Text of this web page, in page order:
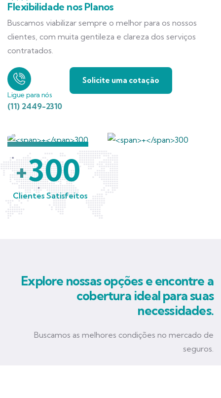
Flexibilidade nos Planos
Buscamos viabilizar sempre o melhor para os nossos
clientes, com muita gentileza e clareza dos serviços
contratados.
Ligue para nós
(11) 2449-2310
Solicite uma cotação
+300
Clientes Satisfeitos
Explore nossas opções e encontre a
cobertura ideal para suas
necessidades.
Buscamos as melhores condições no mercado de
seguros.